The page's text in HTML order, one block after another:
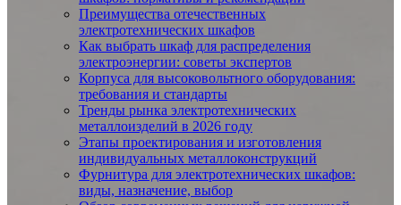
Преимущества отечественных
электротехнических шкафов
Как выбрать шкаф для распределения
электроэнергии: советы экспертов
Корпуса для высоковольтного оборудования:
требования и стандарты
Тренды рынка электротехнических
металлоизделий в 2026 году
Этапы проектирования и изготовления
индивидуальных металлоконструкций
Фурнитура для электротехнических шкафов:
виды, назначение, выбор